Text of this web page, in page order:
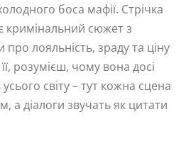
боса мафії. Стрічка
кримінальний сюжет з
лояльність, зраду та ціну
розумієш, чому вона досі
світу – тут кожна сцена
а діалоги звучать як цитати